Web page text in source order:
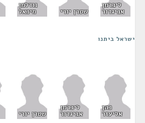
ליברמן
אביגדור שטרן יורי
נודלמן
מיכאל
ישראל ביתנו
כהן
אליעזר
ליברמן
אביגדור שטרן יורי